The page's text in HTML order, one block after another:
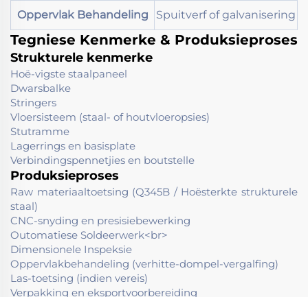
Oppervlak Behandeling Spuitverf of galvanisering
Tegniese Kenmerke & Produksieproses
Strukturele kenmerke
Hoë-vigste staalpaneel
Dwarsbalke
Stringers
Vloersisteem (staal- of houtvloeropsies)
Stutramme
Lagerrings en basisplate
Verbindingspennetjies en boutstelle
Produksieproses
Raw materiaaltoetsing (Q345B / Hoësterkte strukturele
staal)
CNC-snyding en presisiebewerking
Outomatiese Soldeerwerk<br>
Dimensionele Inspeksie
Oppervlakbehandeling (verhitte-dompel-vergalfing)
Las-toetsing (indien vereis)
Verpakking en eksportvoorbereiding